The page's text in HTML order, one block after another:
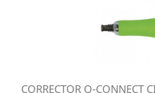
CORRECTOR Q-CONNECT